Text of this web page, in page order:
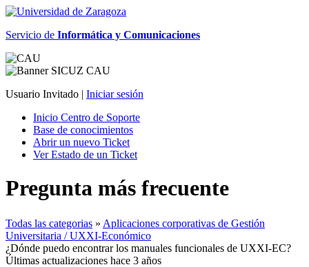
Servicio de Informática y Comunicaciones
Usuario Invitado | Iniciar sesión
Inicio Centro de Soporte
Base de conocimientos
Abrir un nuevo Ticket
Ver Estado de un Ticket
Pregunta más frecuente
Todas las categorias » Aplicaciones corporativas de Gestión
Universitaria / UXXI-Económico
¿Dónde puedo encontrar los manuales funcionales de UXXI-EC?
Últimas actualizaciones hace 3 años